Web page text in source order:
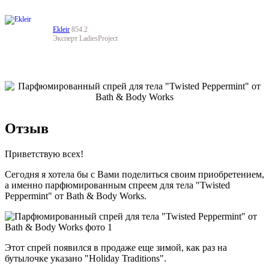
Ekleir 854.2
Эксперт LadiesProject
Отзыв
Приветствую всех!
Сегодня я хотела бы с Вами поделиться своим приобретением,
а именно парфюмированным спреем для тела "Twisted
Peppermint" от Bath & Body Works.
Этот спрей появился в продаже еще зимой, как раз на
бутылочке указано "Holiday Traditions".